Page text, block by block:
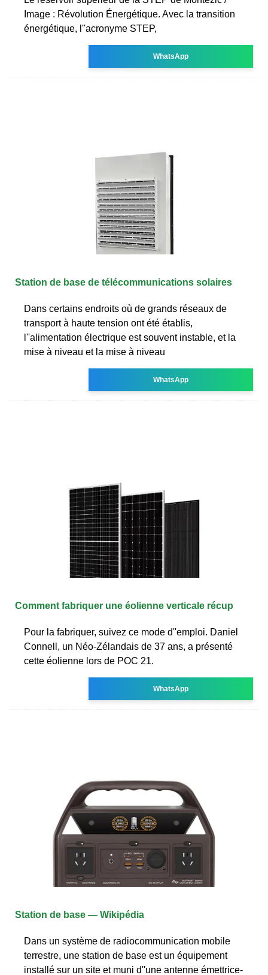
Image : Révolution Énergétique. Avec la transition
énergétique, l''acronyme STEP,
WhatsApp
Station de base de télécommunications solaires
Dans certains endroits où de grands réseaux de
transport à haute tension ont été établis,
l''alimentation électrique est souvent instable, et la
mise à niveau et la mise à niveau
WhatsApp
Comment fabriquer une éolienne verticale récup
Pour la fabriquer, suivez ce mode d''emploi. Daniel
Connell, un Néo-Zélandais de 37 ans, a présenté
cette éolienne lors de POC 21.
WhatsApp
Station de base — Wikipédia
Dans un système de radiocommunication mobile
terrestre, une station de base est un équipement
installé sur un site et muni d''une antenne émettrice-